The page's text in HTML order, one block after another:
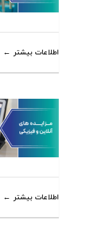
اطلاعات بیشتر
اطلاعات بیشتر